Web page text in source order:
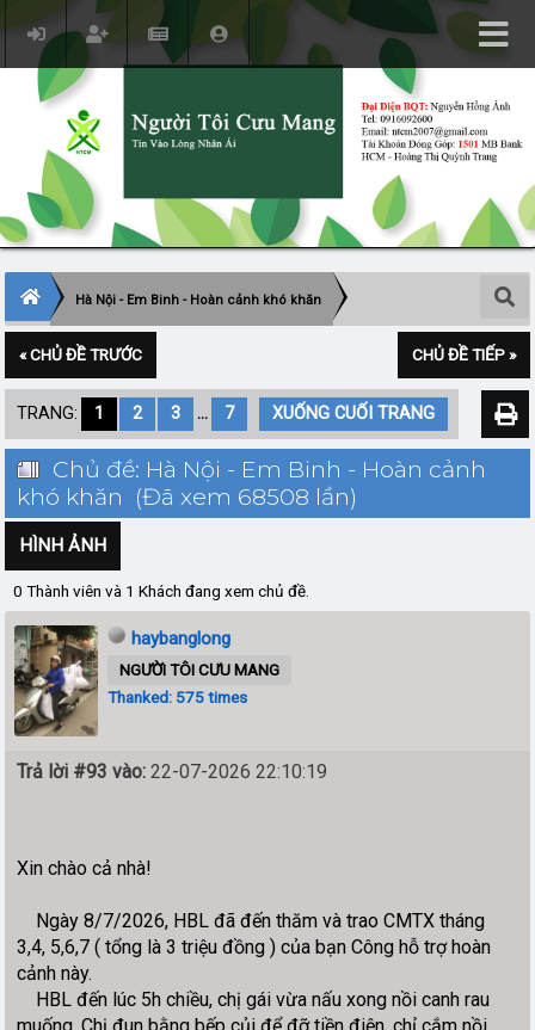
Hà Nội - Em Binh - Hoàn cảnh khó khăn
« CHỦ ĐỀ TRƯỚC CHỦ ĐỀ TIẾP »
TRANG: 1 2 3 ... 7 XUỐNG CUỐI TRANG
Chủ đề: Hà Nội - Em Binh - Hoàn cảnh
khó khăn (Đã xem 68508 lần)
HÌNH ẢNH
0 Thành viên và 1 Khách đang xem chủ đề.
haybanglong
NGƯỜI TÔI CƯU MANG
Thanked: 575 times
Trả lời #93 vào: 22-07-2026 22:10:19
Xin chào cả nhà!
Ngày 8/7/2026, HBL đã đến thăm và trao CMTX tháng
3,4, 5,6,7 ( tổng là 3 triệu đồng ) của bạn Công hỗ trợ hoàn
cảnh này.
HBL đến lúc 5h chiều, chị gái vừa nấu xong nồi canh rau